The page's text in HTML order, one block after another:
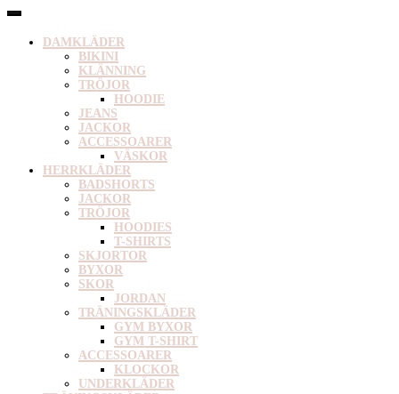
DAMKLÄDER
BIKINI
KLÄNNING
TRÖJOR
HOODIE
JEANS
JACKOR
ACCESSOARER
VÄSKOR
HERRKLÄDER
BADSHORTS
JACKOR
TRÖJOR
HOODIES
T-SHIRTS
SKJORTOR
BYXOR
SKOR
JORDAN
TRÄNINGSKLÄDER
GYM BYXOR
GYM T-SHIRT
ACCESSOARER
KLOCKOR
UNDERKLÄDER